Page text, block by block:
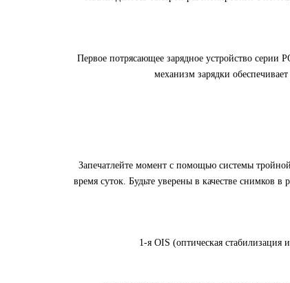
Первое потрясающее зарядное устройство серии
механизм зарядки
Запечатлейте момент с помощью системы
время суток. Будьте уверены в качестве снимков
1-я OIS (оптическая